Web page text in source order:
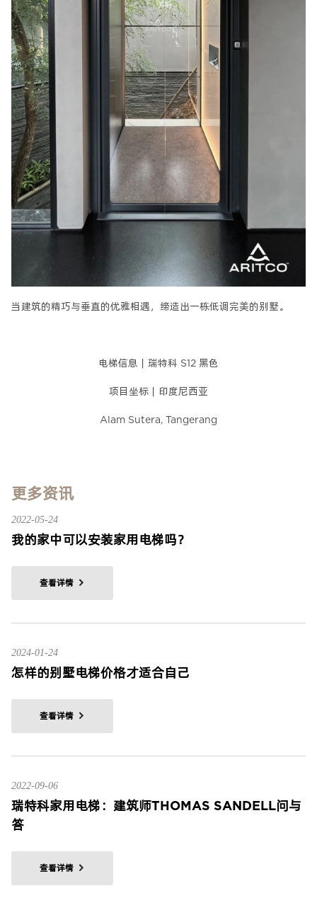
当建筑的精巧与垂直的优雅相遇，缔造出一栋低调完美的别墅。
电梯信息｜瑞特科 S12 黑色
项目坐标｜印度尼西亚
Alam Sutera, Tangerang
更多资讯
2022-05-24
我的家中可以安装家用电梯吗？
查看详情
2024-01-24
怎样的别墅电梯价格才适合自己
查看详情
2022-09-06
瑞特科家用电梯：建筑师THOMAS SANDELL问与
答
查看详情